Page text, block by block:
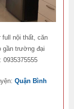
full nội thất, căn
gần trường đại
0935375555
Quận Bình